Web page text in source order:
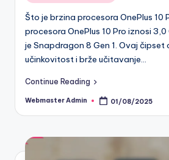
in
Što je brzina procesora OnePlus 10
procesora OnePlus 10 Pro iznosi
je Snapdragon 8 Gen 1. Ovaj čipset
učinkovitost i brže učitavanje…
Continue Reading
Posted
Webmaster Admin 01/08/2025